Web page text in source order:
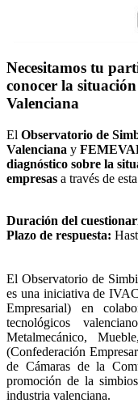
Necesitamos tu
conocer la
Valenciana
El Observatorio de
Valenciana y
diagnóstico sobre la
empresas a través de
Duración del
Plazo de respuesta:
El Observatorio de
es una iniciativa de
Empresarial) en
tecnológicos
Metalmecánico,
(Confederación
de Cámaras de la
promoción de la
industria valenciana.